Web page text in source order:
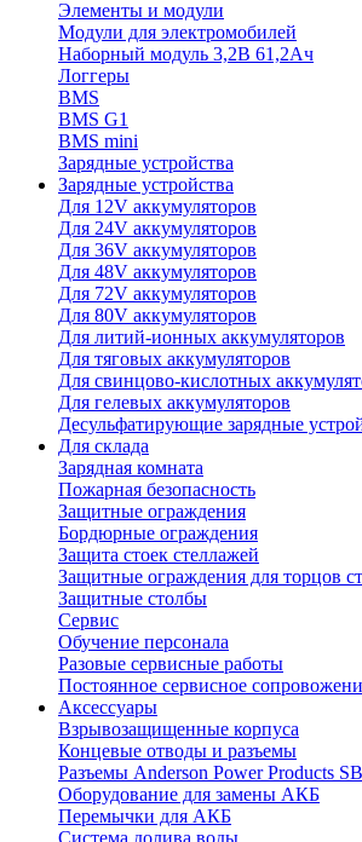
Элементы и модули
Модули для электромобилей
Наборный модуль 3,2В 61,2Ач
Логгеры
BMS
BMS G1
BMS mini
Зарядные устройства
Зарядные устройства
Для 12V аккумуляторов
Для 24V аккумуляторов
Для 36V аккумуляторов
Для 48V аккумуляторов
Для 72V аккумуляторов
Для 80V аккумуляторов
Для литий-ионных аккумуляторов
Для тяговых аккумуляторов
Для свинцово-кислотных
Для гелевых аккумуляторов
Десульфатирующие зарядные
Для склада
Зарядная комната
Пожарная безопасность
Защитные ограждения
Бордюрные ограждения
Защита стоек стеллажей
Защитные ограждения для торцов
Защитные столбы
Сервис
Обучение персонала
Разовые сервисные работы
Постоянное сервисное
Аксессуары
Взрывозащищенные корпуса
Концевые отводы и разъемы
Разъемы Anderson Power Products
Оборудование для замены АКБ
Перемычки для АКБ
Система долива воды